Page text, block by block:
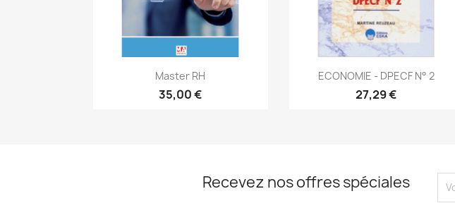
Aperçu rapide
Master RH
35,00 €
Aperçu rapide
ECONOMIE - DPECF N° 2
27,29 €
Recevez nos offres spéciales